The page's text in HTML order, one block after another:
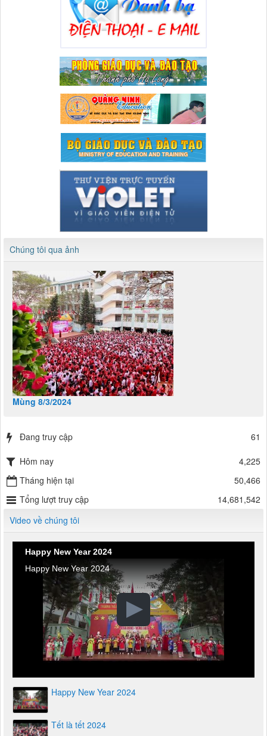
Chúng tôi qua ảnh
Mùng 8/3/2024
Đang truy cập 61
Hôm nay
4,225
Tháng hiện tại
50,466
Tổng lượt truy cập
14,681,542
Video về chúng tôi
Happy New Year 2024
Happy New Year 2024
Happy New Year 2024
Tết là tết 2024